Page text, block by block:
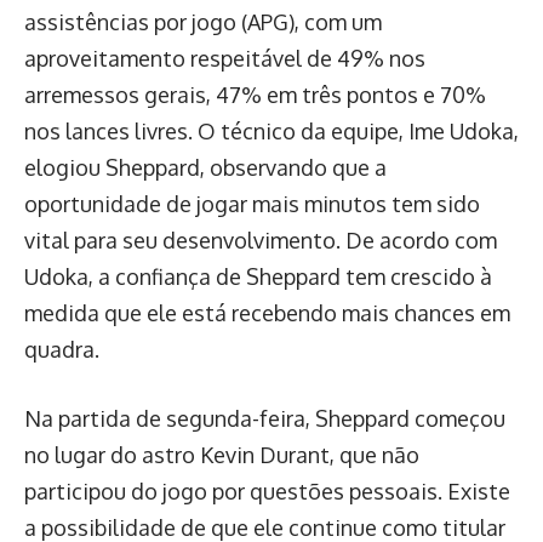
assistências por jogo (APG), com um
aproveitamento respeitável de 49% nos
arremessos gerais, 47% em três pontos e 70%
nos lances livres. O técnico da equipe, Ime Udoka,
elogiou Sheppard, observando que a
oportunidade de jogar mais minutos tem sido
vital para seu desenvolvimento. De acordo com
Udoka, a confiança de Sheppard tem crescido à
medida que ele está recebendo mais chances em
quadra.
Na partida de segunda-feira, Sheppard começou
no lugar do astro Kevin Durant, que não
participou do jogo por questões pessoais. Existe
a possibilidade de que ele continue como titular